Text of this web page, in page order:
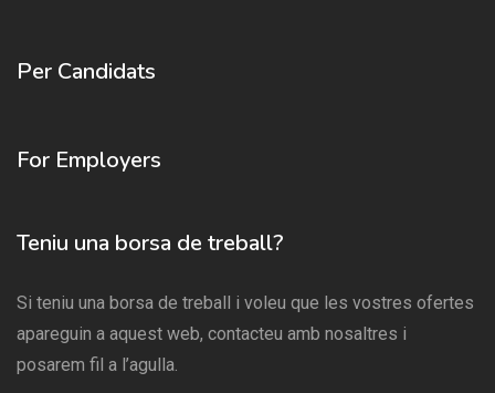
Per Candidats
For Employers
Teniu una borsa de treball?
Si teniu una borsa de treball i voleu que les vostres ofertes
apareguin a aquest web, contacteu amb nosaltres i
posarem fil a l’agulla.